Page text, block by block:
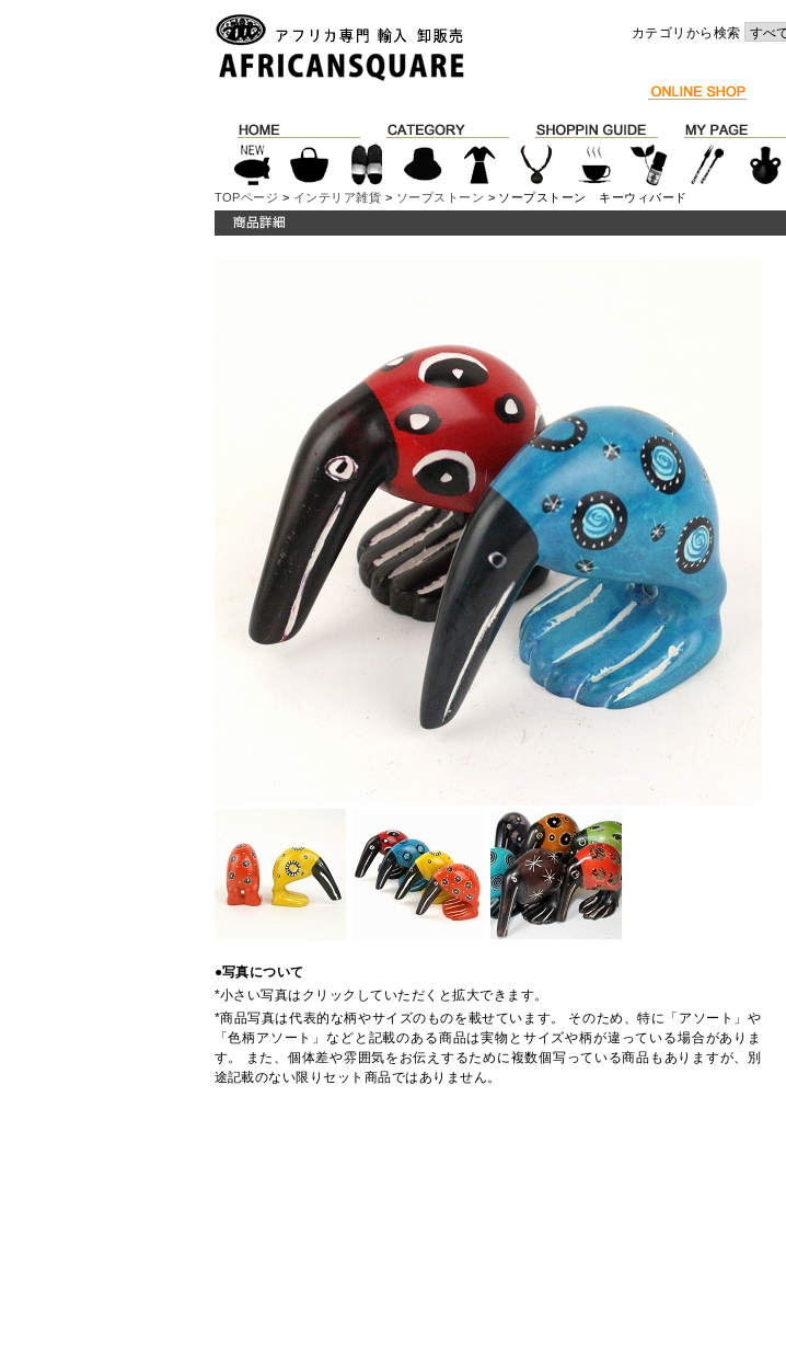
カテゴリから検索
TOPページ > インテリア雑貨 > ソープストーン > ソープストーン キーウィバード
●写真について
*小さい写真はクリックしていただくと拡大できます。
*商品写真は代表的な柄やサイズのものを載せています。 そのため、特に「アソート」や
「色柄アソート」などと記載のある商品は実物とサイズや柄が違っている場合がありま
す。 また、個体差や雰囲気をお伝えするために複数個写っている商品もありますが、別
途記載のない限りセット商品ではありません。